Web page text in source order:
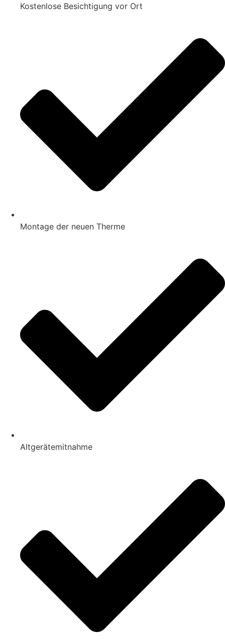
Kostenlose Besichtigung vor Ort
Montage der neuen Therme
Altgerätemitnahme